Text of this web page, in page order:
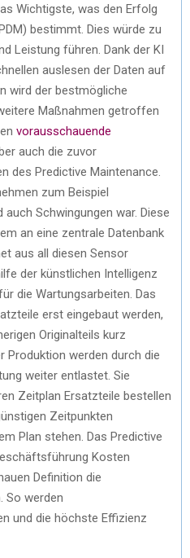
Wichtigste, was den Erfolg
bestimmt. Dies würde zu
Leistung führen. Dank der KI
auslesen der Daten auf
wird der bestmögliche
Maßnahmen getroffen
vorausschauende
auch die zuvor
des Predictive Maintenance.
zum Beispiel
Schwingungen war. Diese
an eine zentrale Datenbank
aus all diesen Sensor
der künstlichen Intelligenz
die Wartungsarbeiten. Das
erst eingebaut werden,
Originalteils kurz
Produktion werden durch die
weiter entlastet. Sie
Zeitplan Ersatzteile bestellen
Zeitpunkten
Plan stehen. Das Predictive
Kosten
Definition die
So werden
und die höchste Effizienz